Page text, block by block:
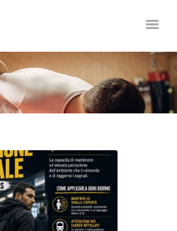
KRAV MAGA
Personale a Bergamo